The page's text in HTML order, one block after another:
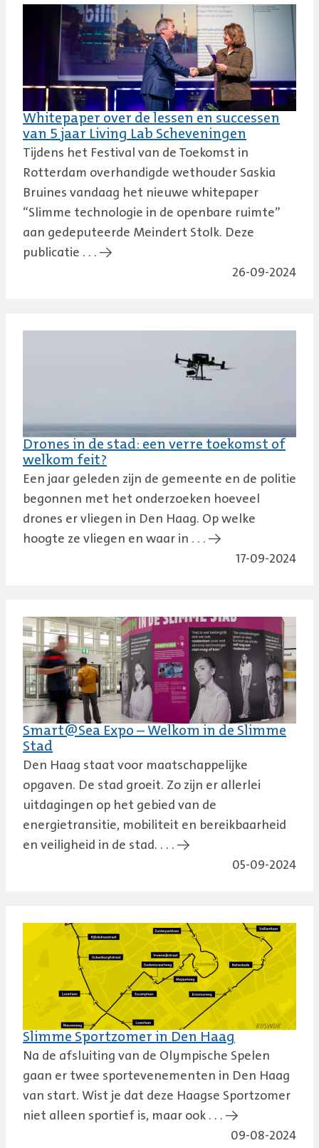
Whitepaper over de lessen en successen
van 5 jaar Living Lab Scheveningen
Tijdens het Festival van de Toekomst in
Rotterdam overhandigde wethouder Saskia
Bruines vandaag het nieuwe whitepaper
“Slimme technologie in de openbare ruimte”
aan gedeputeerde Meindert Stolk. Deze
publicatie . . . →
26-09-2024
Drones in de stad: een verre toekomst of
welkom feit?
Een jaar geleden zijn de gemeente en de politie
begonnen met het onderzoeken hoeveel
drones er vliegen in Den Haag. Op welke
hoogte ze vliegen en waar in . . . →
17-09-2024
Smart@Sea Expo – Welkom in de Slimme
Stad
Den Haag staat voor maatschappelijke
opgaven. De stad groeit. Zo zijn er allerlei
uitdagingen op het gebied van de
energietransitie, mobiliteit en bereikbaarheid
en veiligheid in de stad. . . . →
05-09-2024
Slimme Sportzomer in Den Haag
Na de afsluiting van de Olympische Spelen
gaan er twee sportevenementen in Den Haag
van start. Wist je dat deze Haagse Sportzomer
niet alleen sportief is, maar ook . . . →
09-08-2024